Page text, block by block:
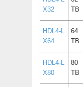
X32
TB
HDL4-L
X64
64
TB
HDL4-L
X80
80
TB